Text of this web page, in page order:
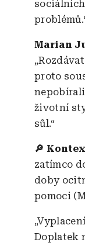
Marian
proto
životní
sůl.“
🔎
zatímco
doby
pomoci
Doplatek